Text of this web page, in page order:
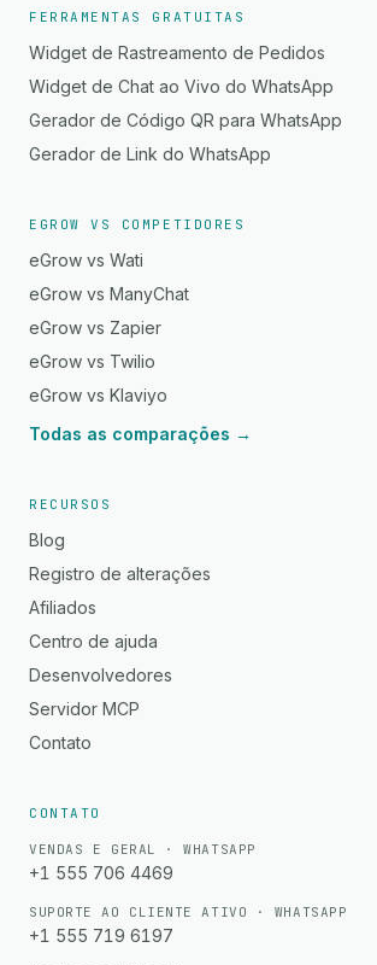
FERRAMENTAS GRATUITAS
Widget de Rastreamento de Pedidos
Widget de Chat ao Vivo do WhatsApp
Gerador de Código QR para WhatsApp
Gerador de Link do WhatsApp
EGROW VS COMPETIDORES
eGrow vs Wati
eGrow vs ManyChat
eGrow vs Zapier
eGrow vs Twilio
eGrow vs Klaviyo
Todas as comparações →
RECURSOS
Blog
Registro de alterações
Afiliados
Centro de ajuda
Desenvolvedores
Servidor MCP
Contato
CONTATO
VENDAS E GERAL · WHATSAPP
+1 555 706 4469
SUPORTE AO CLIENTE ATIVO · WHATSAPP
+1 555 719 6197